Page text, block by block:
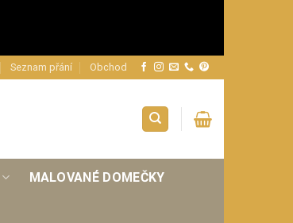
Seznam přání Obchod
MALOVANÉ DOMEČKY